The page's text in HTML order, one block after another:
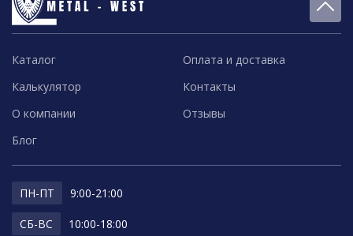
Каталог
Калькулятор
О компании
Блог
Оплата и доставка
Контакты
Отзывы
ПН-ПТ 9:00-21:00
СБ-ВС 10:00-18:00